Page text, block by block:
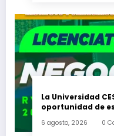
La Universidad
oportunidad de
Escondido,
6 agosto, 2026 0